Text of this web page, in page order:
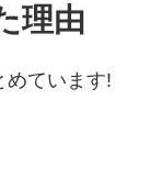
理由
めています!